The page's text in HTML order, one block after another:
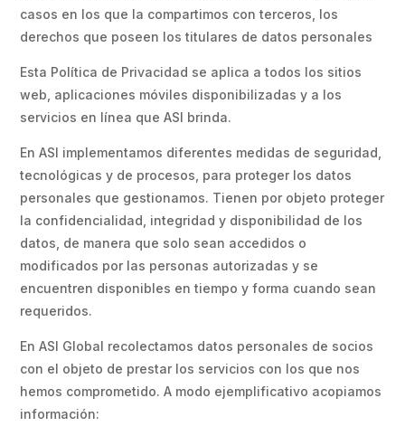
casos en los que la compartimos con terceros, los
derechos que poseen los titulares de datos personales
Esta Política de Privacidad se aplica a todos los sitios
web, aplicaciones móviles disponibilizadas y a los
servicios en línea que ASI brinda.
En ASI implementamos diferentes medidas de seguridad,
tecnológicas y de procesos, para proteger los datos
personales que gestionamos. Tienen por objeto proteger
la confidencialidad, integridad y disponibilidad de los
datos, de manera que solo sean accedidos o
modificados por las personas autorizadas y se
encuentren disponibles en tiempo y forma cuando sean
requeridos.
En ASI Global recolectamos datos personales de socios
con el objeto de prestar los servicios con los que nos
hemos comprometido. A modo ejemplificativo acopiamos
información: